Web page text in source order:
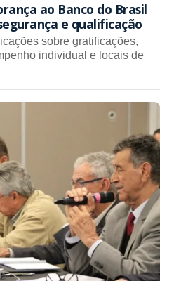
ao Banco do Brasil
e qualificação
sobre gratificações,
individual e locais de